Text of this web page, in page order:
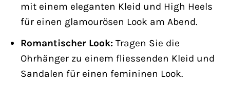
mit einem eleganten Kleid und High Heels
für einen glamourösen Look am Abend.
Romantischer Look:Tragen Sie die
Ohrhänger zu einem fliessenden Kleid und
Sandalen für einen femininen Look.